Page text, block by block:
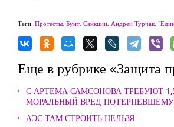
Теги: Протесты, Бунт, Санкции, Андрей Турчак,
Еще в рубрике «Защита
С АРТЕМА САМСОНОВА ТРЕБУЮТ
МОРАЛЬНЫЙ ВРЕД ПОТЕРПЕВШЕМУ
АЭС ТАМ СТРОИТЬ НЕЛЬЗЯ